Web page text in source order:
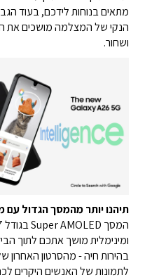
מתאים בנוחות לידכם, בעוד הגב
הנקי של המצלמה מושכים את
ושחור.
תיהנו יותר מהמסך הגדול
ומינימלית מושך אתכם לתוך
בהירות חיה - מהסרטון האחרון
לתמונות של האנשים היקרים